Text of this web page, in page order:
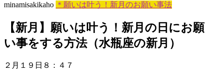
minamisakikaho ＊願いは叶う！新月のお願い事法
【新月】願いは叶う！新月の日にお願
い事をする方法（水瓶座の新月）
２月１９日８：４７